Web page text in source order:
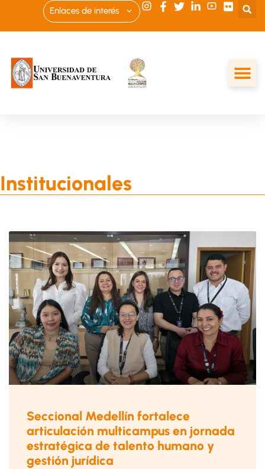
Enlaces de interés
Institucionales
Seccional Medellín fortalece
articulación multicampus en jornada
estratégica de talento humano y
gestión jurídica